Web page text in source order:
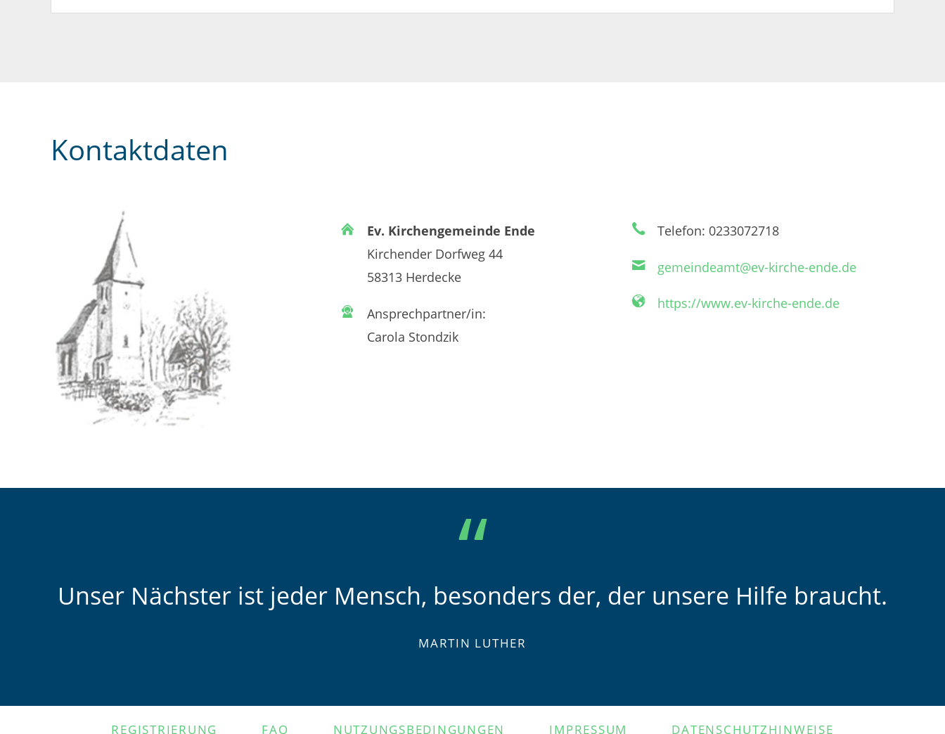
Kontaktdaten
Ev. Kirchengemeinde Ende
Kirchender Dorfweg 44
58313 Herdecke
Ansprechpartner/in:
Carola Stondzik
Telefon: 0233072718
gemeindeamt@ev-kirche-ende.de
https://www.ev-kirche-ende.de
Unser Nächster ist jeder Mensch, besonders der, der unsere Hilfe braucht.
MARTIN LUTHER
REGISTRIERUNG FAQ NUTZUNGSBEDINGUNGEN IMPRESSUM DATENSCHUTZHINWEISE